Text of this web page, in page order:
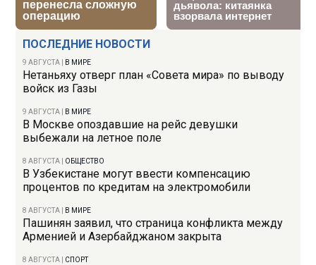
ПОСЛЕДНИЕ НОВОСТИ
9 АВГУСТА В МИРЕ
Нетаньяху отверг план «Совета мира» по выводу
войск из Газы
9 АВГУСТА В МИРЕ
В Москве опоздавшие на рейс девушки
выбежали на летное поле
8 АВГУСТА ОБЩЕСТВО
В Узбекистане могут ввести компенсацию
процентов по кредитам на электромобили
8 АВГУСТА В МИРЕ
Пашинян заявил, что страница конфликта между
Арменией и Азербайджаном закрыта
8 АВГУСТА СПОРТ